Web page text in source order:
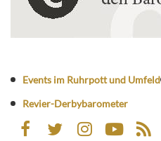
Events im Ruhrpott und Umfeld
Revier-Derbybarometer